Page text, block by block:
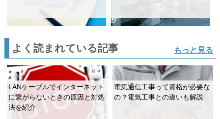
よく読まれている記事 もっと見る
LANケーブルでインターネット
に繋がらないときの原因と対処
法を紹介
電気通信工事って資格が必要な
の？電気工事との違いも解説